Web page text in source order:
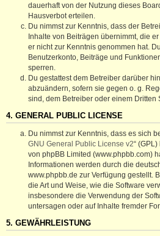
dauerhaft von der Nutzung dieses
Hausverbot erteilen.
Du nimmst zur Kenntnis, dass der
Inhalte von Beiträgen übernimmt, die
er nicht zur Kenntnis genommen hat.
Benutzerkonto, Beiträge und
sperren.
Du gestattest dem Betreiber darüber
abzuändern, sofern sie gegen o. g.
sind, dem Betreiber oder einem Dritten
4. GENERAL PUBLIC LICENSE
Du nimmst zur Kenntnis, dass es sich
GNU General Public License v2“
von phpBB Limited (www.phpbb.com)
Informationen werden durch die
www.phpbb.de zur Verfügung gestellt.
die Art und Weise, wie die Software
insbesondere die Verwendung der
untersagen oder auf Inhalte fremder
5. GEWÄHRLEISTUNG